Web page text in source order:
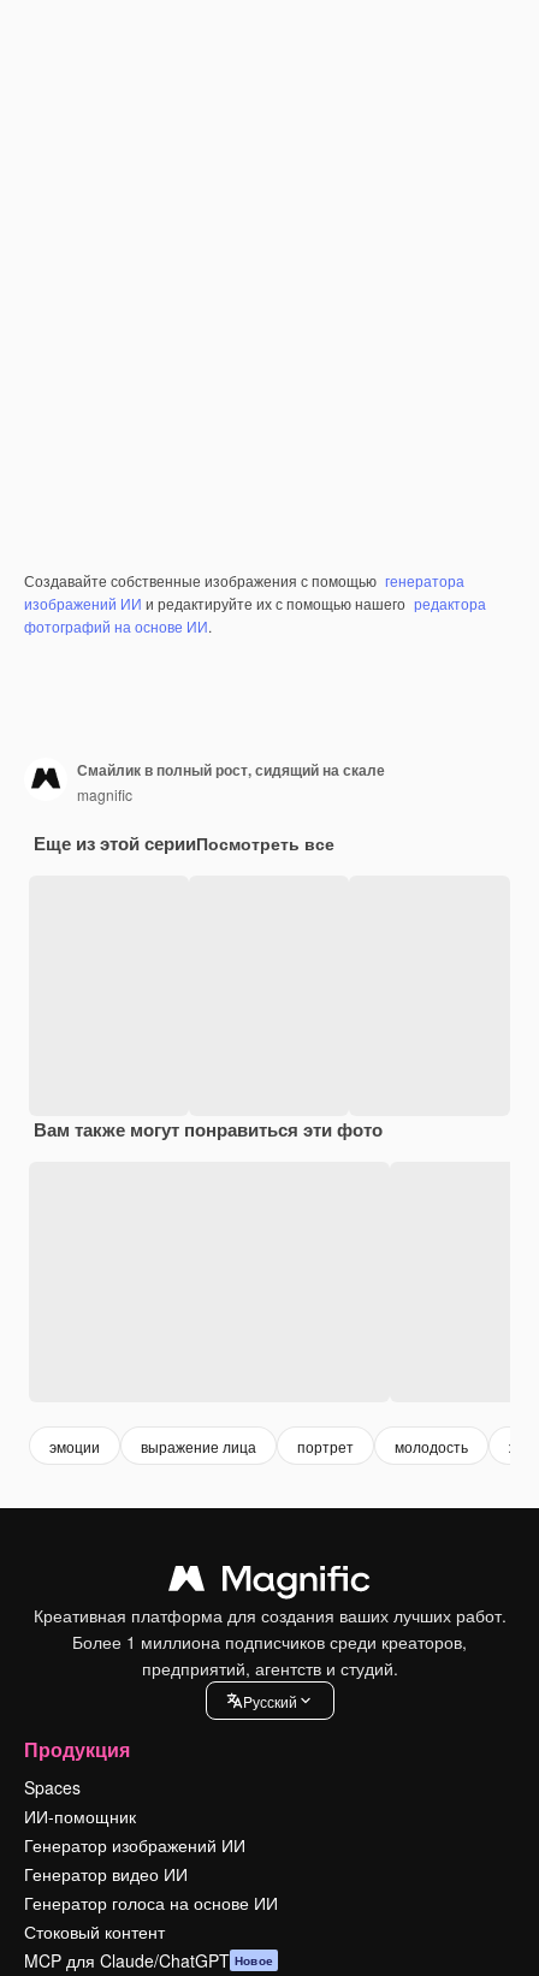
Создавайте собственные изображения с помощью генератора
изображений ИИ и редактируйте их с помощью нашего редактора
фотографий на основе ИИ.
Смайлик в полный рост, сидящий на скале
magnific
Еще из этой серииПосмотреть все
Вам также могут понравиться эти фото
эмоции выражение лица портрет молодость
Креативная платформа для создания ваших лучших работ.
Более 1 миллиона подписчиков среди креаторов,
предприятий, агентств и студий.
Pусский
Продукция
Spaces
ИИ-помощник
Генератор изображений ИИ
Генератор видео ИИ
Генератор голоса на основе ИИ
Стоковый контент
MCP для Claude/ChatGPT Новое